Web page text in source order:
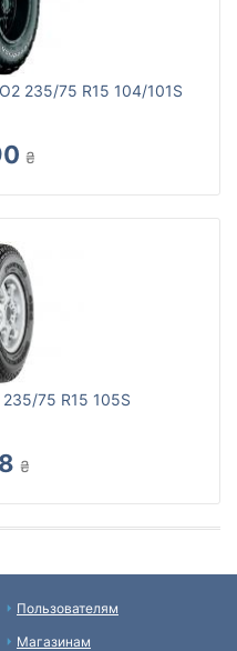
235/75 R15 104/101S
₴
75 R15 105S
₴
Пользователям
Магазинам